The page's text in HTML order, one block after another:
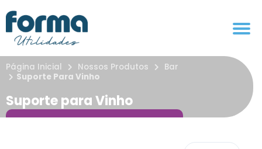
Página Inicial Nossos Produtos
Bar
Suporte Para Vinho
Suporte para Vinho